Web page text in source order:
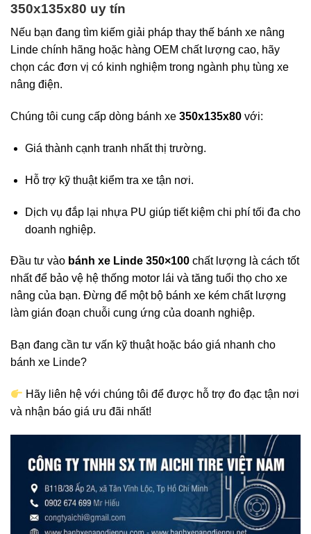
350x135x80 uy tín
Nếu bạn đang tìm kiếm giải pháp thay thế bánh xe nâng
Linde chính hãng hoặc hàng OEM chất lượng cao, hãy
chọn các đơn vị có kinh nghiệm trong ngành phụ tùng xe
nâng điện.
Chúng tôi cung cấp dòng bánh xe 350x135x80 với:
Giá thành cạnh tranh nhất thị trường.
Hỗ trợ kỹ thuật kiểm tra xe tận nơi.
Dịch vụ đắp lại nhựa PU giúp tiết kiệm chi phí tối đa cho
doanh nghiệp.
Đầu tư vào bánh xe Linde 350×100 chất lượng là cách tốt
nhất để bảo vệ hệ thống motor lái và tăng tuổi thọ cho xe
nâng của bạn. Đừng để một bộ bánh xe kém chất lượng
làm gián đoạn chuỗi cung ứng của doanh nghiệp.
Bạn đang cần tư vấn kỹ thuật hoặc báo giá nhanh cho
bánh xe Linde?
Hãy liên hệ với chúng tôi để được hỗ trợ đo đạc tận nơi
và nhận báo giá ưu đãi nhất!